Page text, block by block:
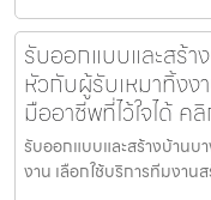
รับออกแบบและสร้
หัวกับผู้รับเหมาทิ้งง
มืออาชีพที่ไว้ใจได้ ค
รับออกแบบและสร้างบ้าน
งาน เลือกใช้บริการทีมงาน